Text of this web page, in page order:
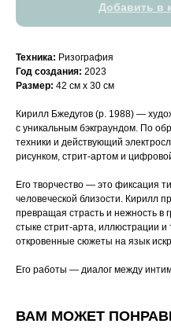
Добавить в
Техника: Ризография
Год создания: 2023
Размер: 42 см х 30 см
Кирилл Бжедугов (р. 1988) —
с уникальным бэкграундом. По
техники и действующий
рисунком, стрит-артом и
Его творчество — это фиксация
человеческой близости. Кирилл
превращая страсть и нежность в
стыке стрит-арта, иллюстрации
откровенные сюжеты на язык
Его работы — диалог между
ВАМ МОЖЕТ